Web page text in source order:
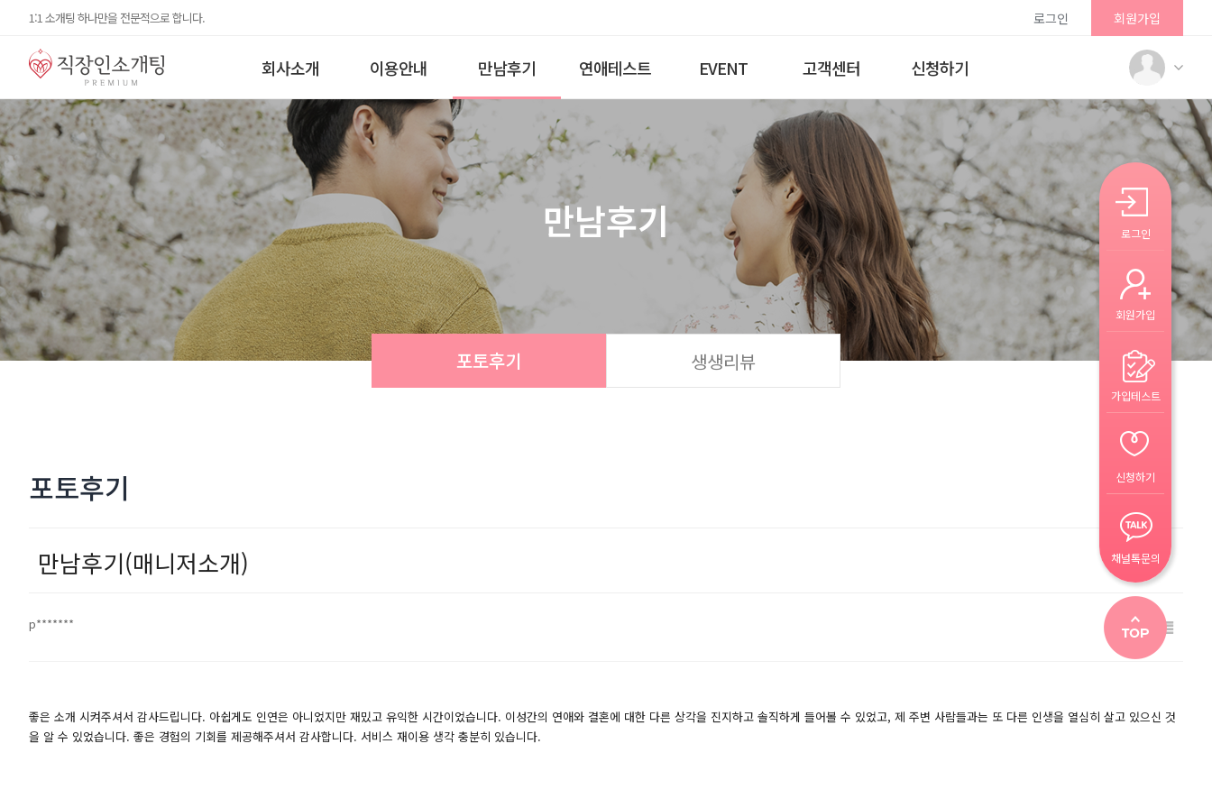
1:1 소개팅 하나만을 전문적으로 합니다. 로그인 회원가입
회사소개 이용안내 만남후기 연애테스트 EVENT 고객센터 신청하기
만남후기
포토후기 생생리뷰
포토후기
만남후기(매니저소개)
p*******
좋은 소개 시켜주셔서 감사드립니다. 아쉽게도 인연은 아니었지만 재밌고 유익한 시간이었습니다. 이성간의 연애와 결혼에 대한 다른 상각을 진지하고 솔직하게 들어볼 수 있었고, 제 주변 사람들과는 또 다른 인생을 열심히 살고 있으신 것
을 알 수 있었습니다. 좋은 경험의 기회를 제공해주셔서 감사합니다. 서비스 재이용 생각 충분히 있습니다.
로그인
회원가입
가입테스트
신청하기
채널톡문의